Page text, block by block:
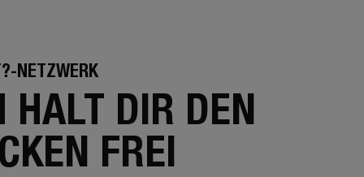
NETZWERK
HALT DIR DEN
FREI